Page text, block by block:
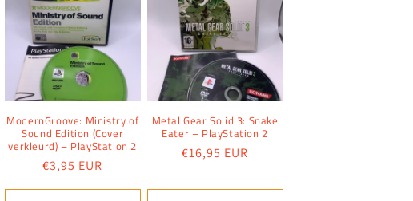
ModernGroove: Ministry of
Sound Edition (Cover
verkleurd) – PlayStation 2
Prix
habituel
€3,95 EUR
Metal Gear Solid 3: Snake
Eater – PlayStation 2
Prix
€16,95 EUR